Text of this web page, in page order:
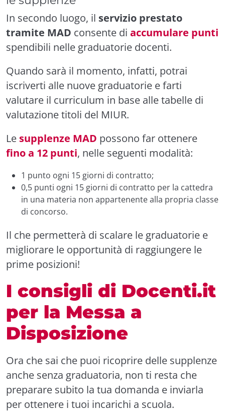
In secondo luogo, il servizio prestato
tramite MAD consente di accumulare punti
spendibili nelle graduatorie docenti.
Quando sarà il momento, infatti, potrai
iscriverti alle nuove graduatorie e farti
valutare il curriculum in base alle tabelle di
valutazione titoli del MIUR.
Le supplenze MAD possono far ottenere
fino a 12 punti, nelle seguenti modalità:
1 punto ogni 15 giorni di contratto;
0,5 punti ogni 15 giorni di contratto per la cattedra
in una materia non appartenente alla propria classe
di concorso.
Il che permetterà di scalare le graduatorie e
migliorare le opportunità di raggiungere le
prime posizioni!
I consigli di Docenti.it
per la Messa a
Disposizione
Ora che sai che puoi ricoprire delle supplenze
anche senza graduatoria, non ti resta che
preparare subito la tua domanda e inviarla
per ottenere i tuoi incarichi a scuola.